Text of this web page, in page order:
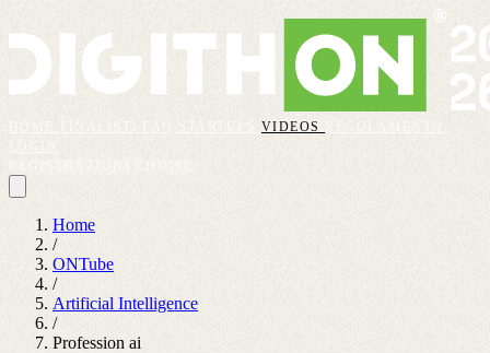
VIDEOS
REGOLAMENTO
Home
/
ONTube
/
Artificial Intelligence
/
Profession ai